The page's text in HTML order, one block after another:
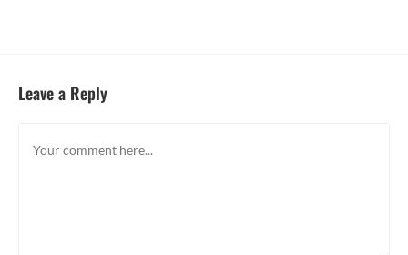
Leave a Reply